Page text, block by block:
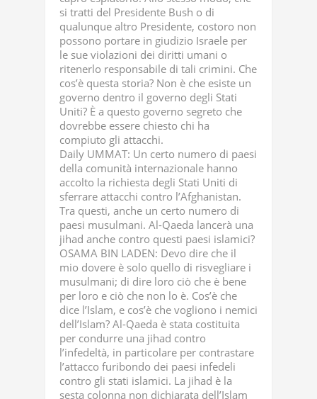
si tratti del Presidente Bush o di
qualunque altro Presidente, costoro non
possono portare in giudizio Israele per
le sue violazioni dei diritti umani o
ritenerlo responsabile di tali crimini. Che
cos’è questa storia? Non è che esiste un
governo dentro il governo degli Stati
Uniti? È a questo governo segreto che
dovrebbe essere chiesto chi ha
compiuto gli attacchi.
Daily UMMAT: Un certo numero di paesi
della comunità internazionale hanno
accolto la richiesta degli Stati Uniti di
sferrare attacchi contro l’Afghanistan.
Tra questi, anche un certo numero di
paesi musulmani. Al-Qaeda lancerà una
jihad anche contro questi paesi islamici?
OSAMA BIN LADEN: Devo dire che il
mio dovere è solo quello di risvegliare i
musulmani; di dire loro ciò che è bene
per loro e ciò che non lo è. Cos’è che
dice l’Islam, e cos’è che vogliono i nemici
dell’Islam? Al-Qaeda è stata costituita
per condurre una jihad contro
l’infedeltà, in particolare per contrastare
l’attacco furibondo dei paesi infedeli
contro gli stati islamici. La jihad è la
sesta colonna non dichiarata dell’Islam